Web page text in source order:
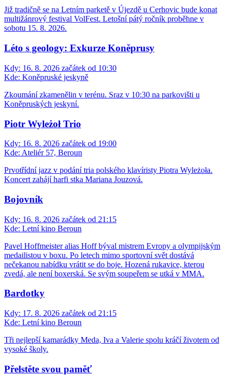
Již tradičně se na Letním parketě v Újezdě u Cerhovic bude konat
multižánrový festival VolFest. Letošní pátý ročník proběhne v
sobotu 15. 8. 2026.
Léto s geology: Exkurze Koněprusy
Kdy: 16. 8. 2026 začátek od 10:30
Kde: Koněpruské jeskyně
Zkoumání zkamenělin v terénu. Sraz v 10:30 na parkovišti u
Koněpruských jeskyní.
Piotr Wyleżoł Trio
Kdy: 16. 8. 2026 začátek od 19:00
Kde: Ateliér 57, Beroun
Prvotřídní jazz v podání tria polského klavíristy Piotra Wyleżoła.
Koncert zahájí harfi stka Mariana Jouzová.
Bojovník
Kdy: 16. 8. 2026 začátek od 21:15
Kde: Letní kino Beroun
Pavel Hoffmeister alias Hoff býval mistrem Evropy a olympijským
medailistou v boxu. Po letech mimo sportovní svět dostává
nečekanou nabídku vrátit se do boje. Hozená rukavice, kterou
zvedá, ale není boxerská. Se svým soupeřem se utká v MMA.
Bardotky
Kdy: 17. 8. 2026 začátek od 21:15
Kde: Letní kino Beroun
Tři nejlepší kamarádky Meda, Iva a Valerie spolu kráčí životem od
vysoké školy.
Přelstěte svou paměť